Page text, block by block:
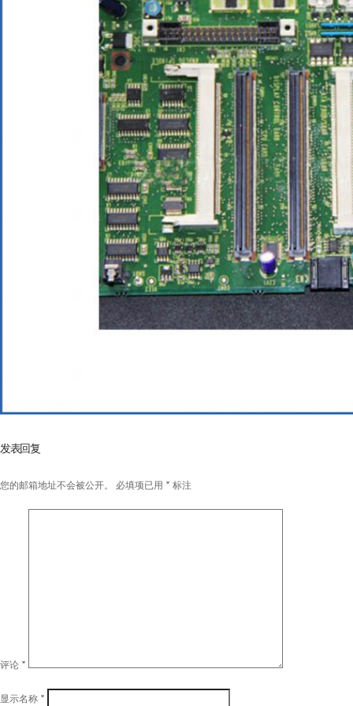
发表回复
您的邮箱地址不会被公开。 必填项已用 * 标注
评论 *
显示名称 *